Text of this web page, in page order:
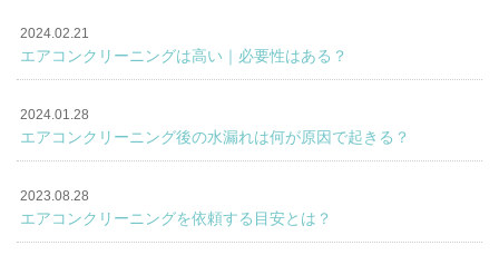
2024.02.21
エアコンクリーニングは高い｜必要性はある？
2024.01.28
エアコンクリーニング後の水漏れは何が原因で起きる？
2023.08.28
エアコンクリーニングを依頼する目安とは？